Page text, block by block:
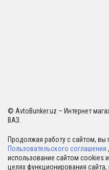
© AvtoBunker.uz – Интернет
ВАЗ.
Продолжая работу с сайтом, вы
Пользовательского соглашения
использование сайтом cookies
целях функционирования сайта,